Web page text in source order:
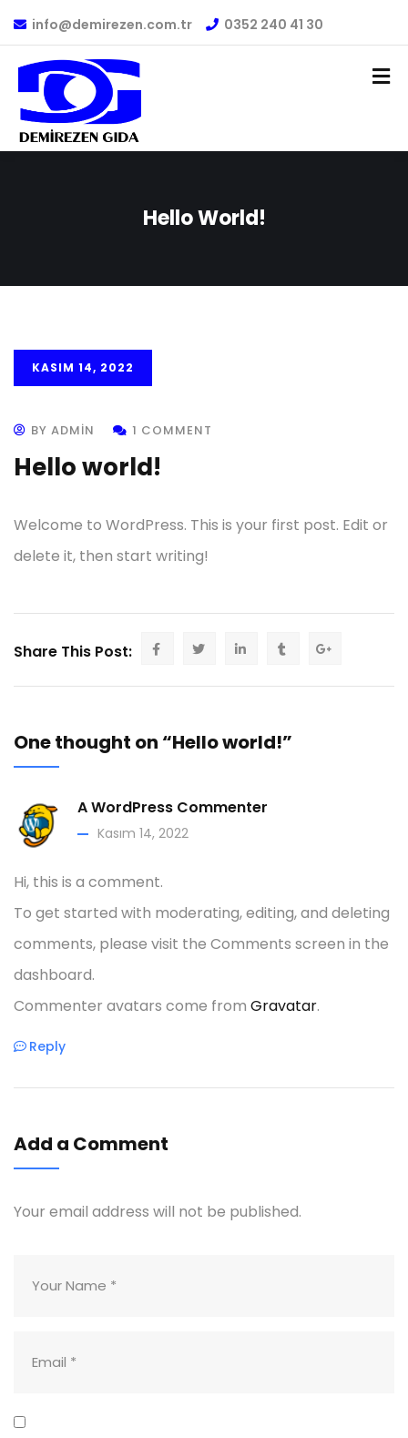
info@demirezen.com.tr 0352 240 41 30
Hello World!
KASIM 14, 2022
BY ADMIN 1 COMMENT
Hello world!
Welcome to WordPress. This is your first post. Edit or
delete it, then start writing!
Share This Post:
One thought on “Hello world!”
A WordPress Commenter
Kasım 14, 2022
Hi, this is a comment.
To get started with moderating, editing, and deleting
comments, please visit the Comments screen in the
dashboard.
Commenter avatars come from Gravatar.
Reply
Add a Comment
Your email address will not be published.